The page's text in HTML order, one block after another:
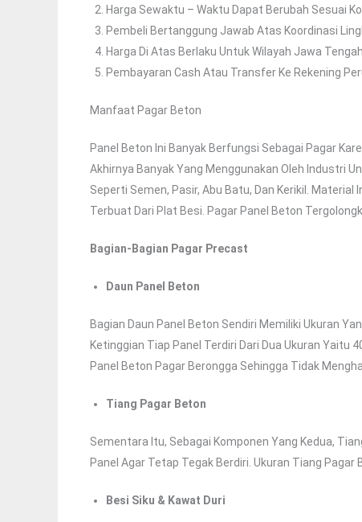
Harga Sewaktu – Waktu Dapat Berubah Sesuai
Pembeli Bertanggung Jawab Atas Koordinasi
Harga Di Atas Berlaku Untuk Wilayah Jawa
Pembayaran Cash Atau Transfer Ke Rekening
Manfaat Pagar Beton
Panel Beton Ini Banyak Berfungsi Sebagai Pagar
Akhirnya Banyak Yang Menggunakan Oleh Industri
Seperti Semen, Pasir, Abu Batu, Dan Kerikil.
Terbuat Dari Plat Besi. Pagar Panel Beton
Bagian-Bagian Pagar Precast
Daun Panel Beton
Bagian Daun Panel Beton Sendiri Memiliki Ukuran
Ketinggian Tiap Panel Terdiri Dari Dua Ukuran Yaitu
Panel Beton Pagar Berongga Sehingga Tidak
Tiang Pagar Beton
Sementara Itu, Sebagai Komponen Yang Kedua,
Panel Agar Tetap Tegak Berdiri. Ukuran Tiang
Besi Siku & Kawat Duri